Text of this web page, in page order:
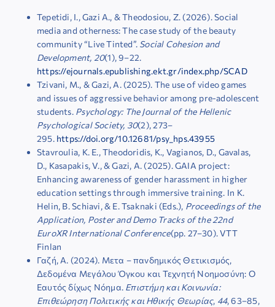
ΕΠΙΣΤΗΜΟΝΙΚΟ ΥΛΙΚΟ
ΑΝΑΚΟΙΝΩΣΕΙΣ
ΕΠΙΚΟΙΝΩΝΙΑ
Tepetidi, I., Gazi A., & Theodosiou, Z. (2026). Social
media and otherness: The case study of the beauty
community “Live Tinted”. Social Cohesion and
Development, 20(1), 9–22.
https://ejournals.epublishing.ekt.gr/index.php/SCAD
Tzivani, M., & Gazi, A. (2025). The use of video games
and issues of aggressive behavior among pre-adolescent
students. Psychology: The Journal of the Hellenic
Psychological Society, 30(2), 273–
295. https://doi.org/10.12681/psy_hps.43955
Stavroulia, K. E., Theodoridis, K., Vagianos, D., Gavalas,
D., Kasapakis, V., & Gazi, A. (2025). GAIA project:
Enhancing awareness of gender harassment in higher
education settings through immersive training. In K.
Helin, B. Schiavi, & E. Tsaknaki (Eds.), Proceedings of the
Application, Poster and Demo Tracks of the 22nd
EuroXR International Conference(pp. 27–30). VTT
Finlan
Γαζή, Α. (2024). Μετα – πανδημικός Θετικισμός,
Δεδομένα Μεγάλου Όγκου και Τεχνητή Νοημοσύνη: Ο
Εαυτός δίχως Νόημα. Επιστήμη και Κοινωνία:
Επιθεώρηση Πολιτικής και Ηθικής Θεωρίας, 44, 63–85,